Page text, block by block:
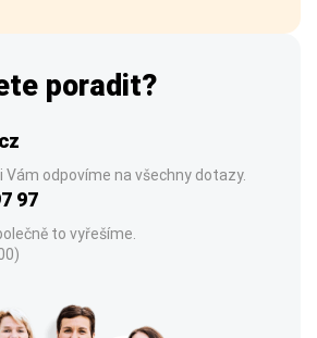
poradit?
Vám odpovíme na všechny dotazy.
97
to vyřešíme.